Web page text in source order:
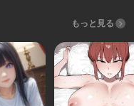
もっと見る